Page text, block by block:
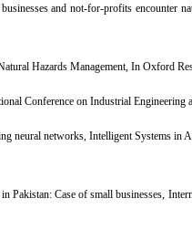
and not-for-profits encounter
Hazards Management, In Oxford
Conference on Industrial Engineering
neural networks, Intelligent Systems in
Case of small businesses,